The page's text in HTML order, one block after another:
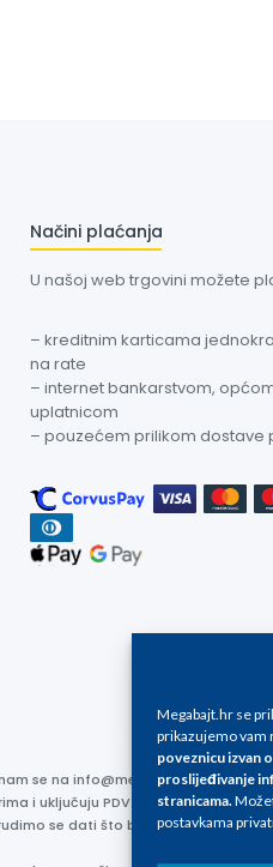
Megabajt.hr se
prikazujemo vam
poveznicu izvan
proslijeđivanje
stranicama.
postavkama
Načini plaćanja
U našoj web trgovini možete
– kreditnim karticama
na rate
– internet bankarstvom,
uplatnicom
– pouzećem prilikom dostave
se na info@megabajt.hr. Sve
i uključuju PDV. Sve cijene su
se dati što bolji i točniji opis i